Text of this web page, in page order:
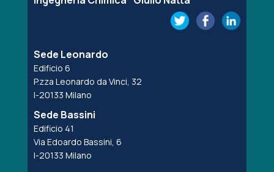
Sede Leonardo
Edificio 6
P.zza Leonardo da Vinci, 32
I-20133 Milano
Sede Bassini
Edificio 41
Via Edoardo Bassini, 6
I-20133 Milano